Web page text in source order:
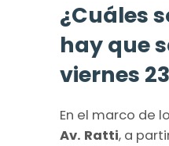
¿Cuáles
hay que
viernes
En el marco de
Av. Ratti, a